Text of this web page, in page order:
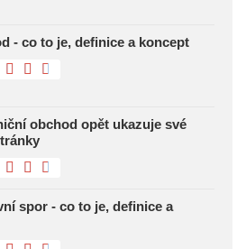
- co to je, definice a koncept
obchod opět ukazuje své
spor - co to je, definice a